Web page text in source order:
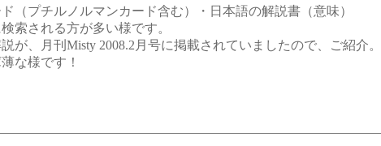
（プチルノルマンカード含む）・日本語の解説書（意味）
索される方が多い様です。
が、月刊Misty 2008.2月号に掲載されていましたので、ご紹介。
な様です！